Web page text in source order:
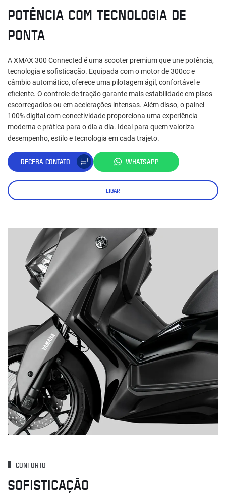
POTÊNCIA COM TECNOLOGIA DE
PONTA
A XMAX 300 Connected é uma scooter premium que une potência,
tecnologia e sofisticação. Equipada com o motor de 300cc e
câmbio automático, oferece uma pilotagem ágil, confortável e
eficiente. O controle de tração garante mais estabilidade em pisos
escorregadios ou em acelerações intensas. Além disso, o painel
100% digital com conectividade proporciona uma experiência
moderna e prática para o dia a dia. Ideal para quem valoriza
desempenho, estilo e tecnologia em cada trajeto.
RECEBA CONTATO WHATSAPP
LIGAR
CONFORTO
SOFISTICAÇÃO